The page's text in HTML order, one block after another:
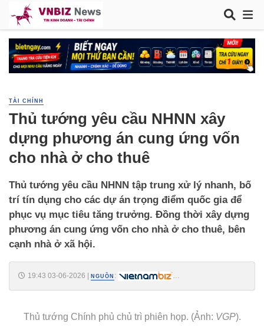
TÀI CHÍNH
Thủ tướng yêu cầu NHNN xây
dựng phương án cung ứng vốn
cho nhà ở cho thuê
Thủ tướng yêu cầu NHNN tập trung xử lý nhanh, bố
trí tín dụng cho các dự án trọng điểm quốc gia để
phục vụ mục tiêu tăng trưởng. Đồng thời xây dựng
phương án cung ứng vốn cho nhà ở cho thuê, bên
cạnh nhà ở xã hội.
19:43 03-06-2026 NGUỒN :
Thủ tướng Chính phủ chủ trì phiên họp. (Ảnh: VGP).